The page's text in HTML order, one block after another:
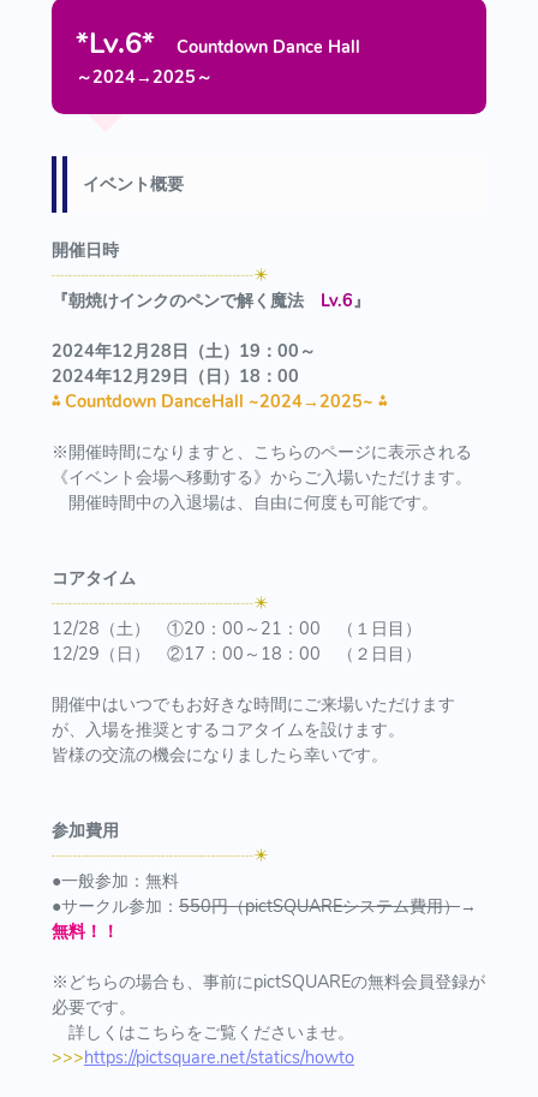
*Lv.6* Countdown Dance Hall
～2024→2025～
イベント概要
開催日時
┈┈┈┈┈┈┈┈┈┈┈┈✴️
『朝焼けインクのペンで解く魔法 Lv.6』
2024年12月28日（土）19：00～
2024年12月29日（日）18：00
⁂Countdown DanceHall ~2024→2025~ ⁂
※開催時間になりますと、こちらのページに表示される
《イベント会場へ移動する》からご入場いただけます。
開催時間中の入退場は、自由に何度も可能です。
コアタイム
┈┈┈┈┈┈┈┈┈┈┈┈✴️
12/28（土） ①20：00～21：00 （１日目）
12/29（日） ②17：00～18：00 （２日目）
開催中はいつでもお好きな時間にご来場いただけます
が、入場を推奨とするコアタイムを設けます。
皆様の交流の機会になりましたら幸いです。
参加費用
┈┈┈┈┈┈┈┈┈┈┈┈✴️
●一般参加：無料
●サークル参加： 550円（pictSQUAREシステム費用）→
無料！！
※どちらの場合も、事前にpictSQUAREの無料会員登録が
必要です。
詳しくはこちらをご覧くださいませ。
>>>https://pictsquare.net/statics/howto